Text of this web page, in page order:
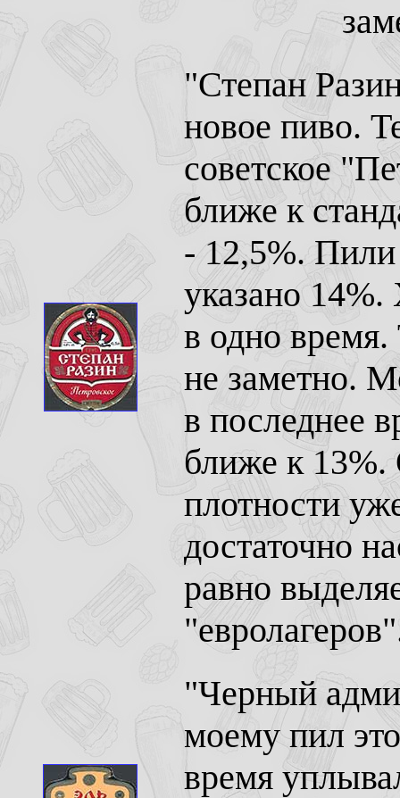
"Степан
новое пиво.
советское
ближе к
- 12,5%. Пили
указано
в одно
не заметно.
в последнее
ближе к 13%.
плотности
достаточно
равно
"Черный
моему пил
время